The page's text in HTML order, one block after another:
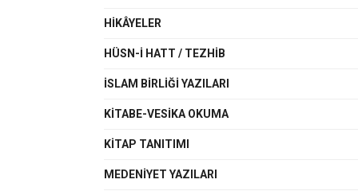
HIKÂYELER
HÜSN-I HATT / TEZHIB
İSLAM BIRLIĞI YAZILARI
KITABE-VESIKA OKUMA
KITAP TANITIMI
MEDENIYET YAZILARI